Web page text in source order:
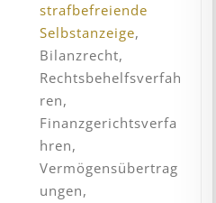
strafbefreiende
Selbstanzeige,
Bilanzrecht,
Rechtsbehelfsverfah
ren,
Finanzgerichtsverfa
hren,
Vermögensübertrag
ungen,